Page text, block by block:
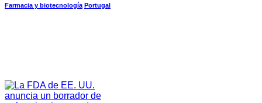
Farmacia y biotecnología Portugal